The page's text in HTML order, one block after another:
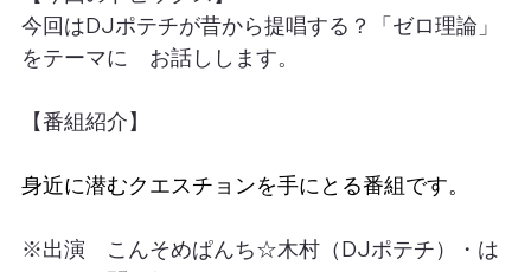
今回はDJポテチが昔から提唱する？「ゼロ理論」
をテーマに　お話しします。
【番組紹介】
身近に潜むクエスチョンを手にとる番組です。
※出演　こんそめぱんち☆木村（DJポテチ）・は